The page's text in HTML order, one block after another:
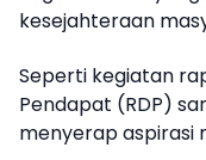
kesejahteraan
Seperti kegiatan
Pendapat (RDP)
menyerap aspirasi